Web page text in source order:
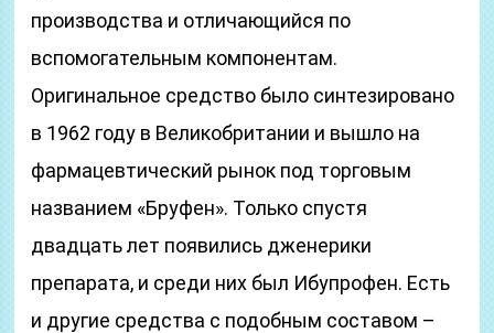
производства и отличающийся по
вспомогательным компонентам.
Оригинальное средство было синтезировано
в 1962 году в Великобритании и вышло на
фармацевтический рынок под торговым
названием «Бруфен». Только спустя
двадцать лет появились дженерики
препарата, и среди них был Ибупрофен. Есть
и другие средства с подобным составом –